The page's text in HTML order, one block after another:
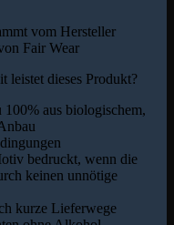
vom Hersteller
Fair Wear
leistet dieses Produkt?
aus biologischem,
bedruckt, wenn die
keinen unnötige
kurze Lieferwege